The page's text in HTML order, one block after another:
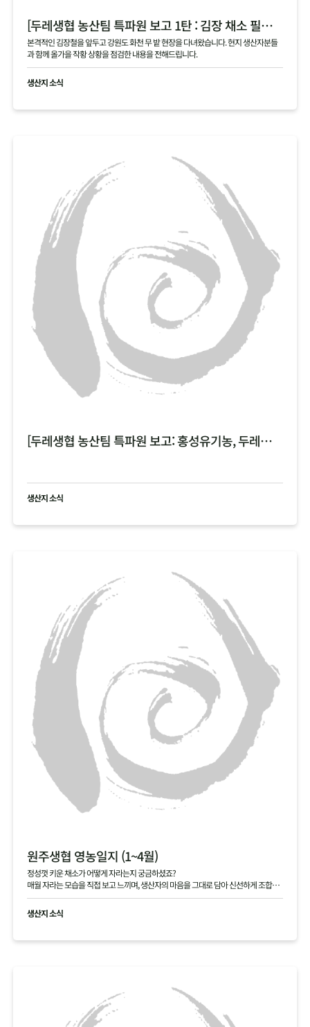
[두레생협 농산팀 특파원 보고 1탄 : 김장 채소 필지 점검 현황 공유]
본격적인 김장철을 앞두고 강원도 화천 무 밭 현장을 다녀왔습니다. 현지 생산자분들
과 함께 올가을 작황 상황을 점검한 내용을 전해드립니다.
생산지 소식
[두레생협 농산팀 특파원 보고: 홍성유기농, 두레한강 비 피해 현황 공유 ]
생산지 소식
원주생협 영농일지 (1~4월)
정성껏 키운 채소가 어떻게 자라는지 궁금하셨죠?
매월 자라는 모습을 직접 보고 느끼며, 생산자의 마음을 그대로 담아 신선하게 조합원
님께 전달해 드립니다.
생산지 소식